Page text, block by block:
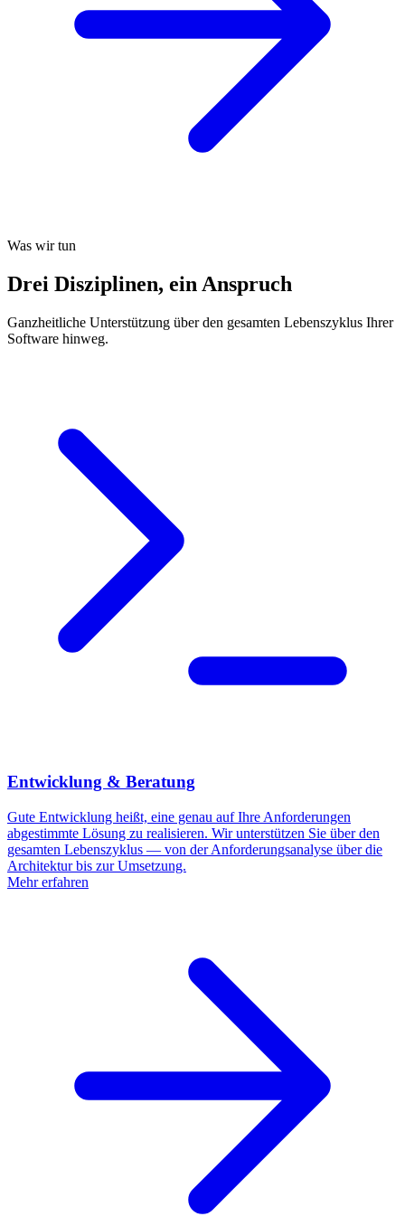
Was wir tun
Drei Disziplinen, ein Anspruch
Ganzheitliche Unterstützung über den gesamten Lebenszyklus Ihrer
Software hinweg.
Entwicklung & Beratung
Gute Entwicklung heißt, eine genau auf Ihre Anforderungen
abgestimmte Lösung zu realisieren. Wir unterstützen Sie über den
gesamten Lebenszyklus — von der Anforderungsanalyse über die
Architektur bis zur Umsetzung.
Mehr erfahren